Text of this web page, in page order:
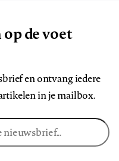
de voet
en ontvang iedere
in je mailbox.